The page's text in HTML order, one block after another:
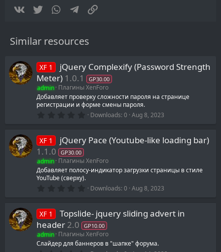
Vkontakte
Twitter WhatsAppTelegram
Similar resources
XF 1
jQuery Complexify (Password Strength
Meter) 1.0.1 GP30.00
admin Плагины XenForo
Добавляет проверку сложности пароля на странице
регистрации и форме смены пароля.
0
0
s
r
(
s
)
Downloads 0 Aug 8, 2023
XF 1
jQuery Pace (Youtube-like loading bar)
1.1.0
GP30.00
admin Плагины XenForo
Добавляет полосу-индикатор загрузки страницы в стиле
YouTube (сверху).
0
0
s
t
a
r
(
Downloads 0 Aug 8, 2023
XF 1
Topslide- jquery sliding advert in
header 2.0 GP10.00
admin Плагины XenForo
Слайдер для баннеров в "шапке" форума.